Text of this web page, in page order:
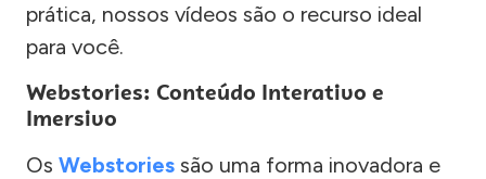
prática, nossos vídeos são o recurso ideal
para você.
Webstories: Conteúdo Interativo e
Imersivo
Os Webstories são uma forma inovadora e